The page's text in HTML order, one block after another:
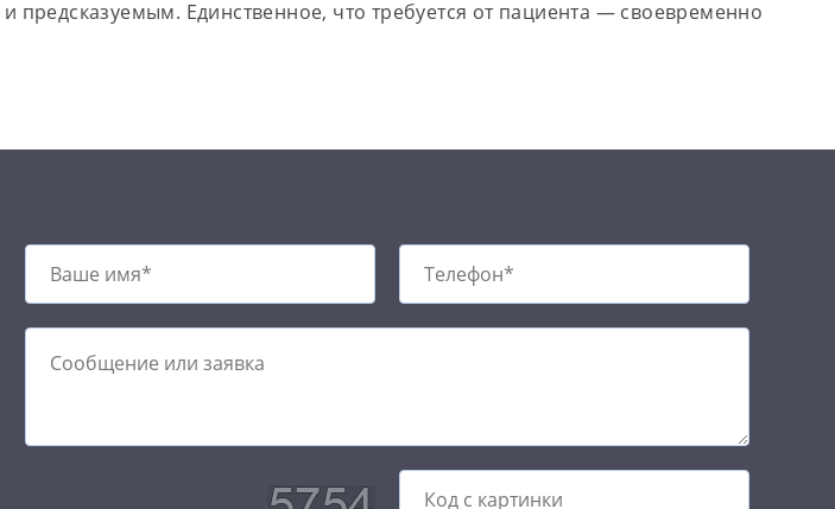
предсказуемым. Единственное, что требуется от пациента — своевременно